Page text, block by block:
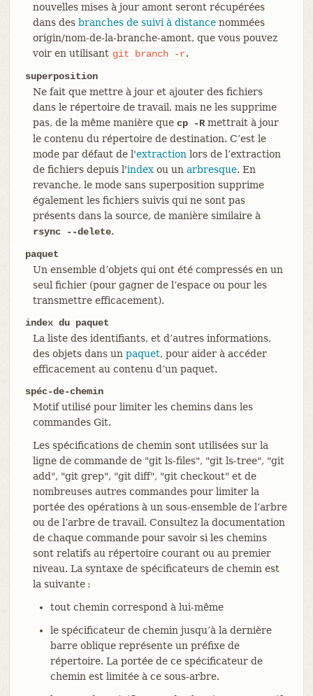
nouvelles mises à jour amont seront récupérées
dans des branches de suivi à distancenommées
origin/nom-de-la-branche-amont, que vous pouvez
voir en utilisant git branch -r.
superposition
Ne fait que mettre à jour et ajouter des fichiers
dans le répertoire de travail, mais ne les supprime
pas, de la même manière que cp -Rmettrait à jour
le contenu du répertoire de destination. C’est le
mode par défaut de l'extraction lors de l’extraction
de fichiers depuis l'indexou un arbresque. En
revanche, le mode sans superposition supprime
également les fichiers suivis qui ne sont pas
présents dans la source, de manière similaire à
rsync --delete.
paquet
Un ensemble d’objets qui ont été compressés en un
seul fichier (pour gagner de l’espace ou pour les
transmettre efficacement).
index du paquet
La liste des identifiants, et d’autres informations,
des objets dans un paquet, pour aider à accéder
efficacement au contenu d’un paquet.
spéc-de-chemin
Motif utilisé pour limiter les chemins dans les
commandes Git.
Les spécifications de chemin sont utilisées sur la
ligne de commande de "git ls-files", "git ls-tree", "git
add", "git grep", "git diff", "git checkout" et de
nombreuses autres commandes pour limiter la
portée des opérations à un sous-ensemble de l’arbre
ou de l’arbre de travail. Consultez la documentation
de chaque commande pour savoir si les chemins
sont relatifs au répertoire courant ou au premier
niveau. La syntaxe de spécificateurs de chemin est
la suivante :
tout chemin correspond à lui-même
le spécificateur de chemin jusqu’à la dernière
barre oblique représente un préfixe de
répertoire. La portée de ce spécificateur de
chemin est limitée à ce sous-arbre.